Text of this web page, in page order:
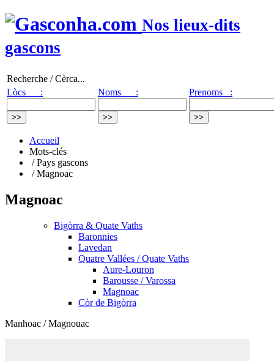
Nos lieux-dits
gascons
Recherche / Cèrca...
Lòcs :
Noms : Prenoms :
Accueil
Mots-clés
/ Pays gascons
/ Magnoac
Magnoac
Bigòrra & Quate Vaths
Baronnies
Lavedan
Quatre Vallées / Quate Vaths
Aure-Louron
Barousse / Varossa
Magnoac
Còr de Bigòrra
Manhoac / Magnouac